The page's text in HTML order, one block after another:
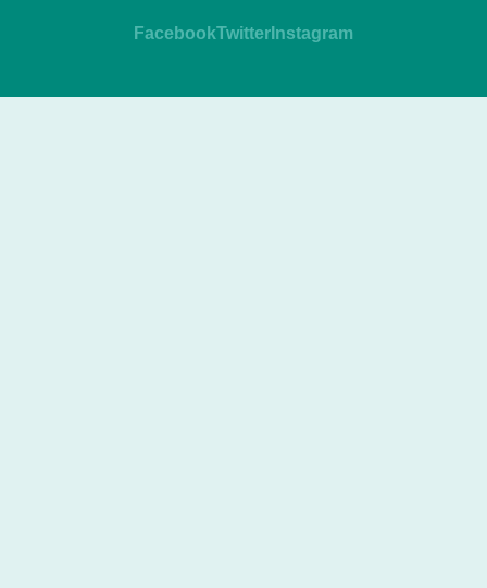
FacebookTwitter Instagram